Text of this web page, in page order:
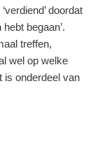
doordat
begaan’.
treffen,
wel op welke
is onderdeel van